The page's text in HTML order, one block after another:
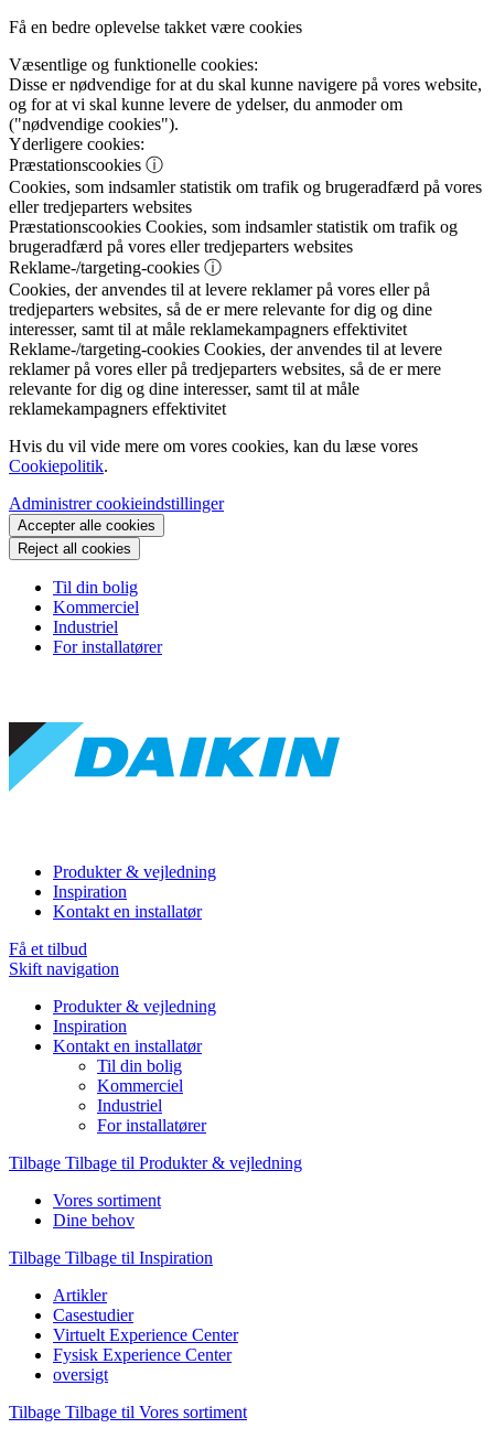
Få en bedre oplevelse takket være cookies
Væsentlige og funktionelle cookies:
Disse er nødvendige for at du skal kunne navigere på vores website,
og for at vi skal kunne levere de ydelser, du anmoder om
("nødvendige cookies").
Yderligere cookies:
Præstationscookies ⓘ
Cookies, som indsamler statistik om trafik og brugeradfærd på vores
eller tredjeparters websites
Præstationscookies Cookies, som indsamler statistik om trafik og
brugeradfærd på vores eller tredjeparters websites
Reklame-/targeting-cookies ⓘ
Cookies, der anvendes til at levere reklamer på vores eller på
tredjeparters websites, så de er mere relevante for dig og dine
interesser, samt til at måle reklamekampagners effektivitet
Reklame-/targeting-cookies Cookies, der anvendes til at levere
reklamer på vores eller på tredjeparters websites, så de er mere
relevante for dig og dine interesser, samt til at måle
reklamekampagners effektivitet
Hvis du vil vide mere om vores cookies, kan du læse vores
Cookiepolitik.
Administrer cookieindstillinger
Accepter alle cookies
Reject all cookies
Til din bolig
Kommerciel
Industriel
For installatører
Produkter & vejledning
Inspiration
Kontakt en installatør
Få et tilbud
Skift navigation
Produkter & vejledning
Inspiration
Kontakt en installatør
Til din bolig
Kommerciel
Industriel
For installatører
Tilbage Tilbage til Produkter & vejledning
Vores sortiment
Dine behov
Tilbage Tilbage til Inspiration
Artikler
Casestudier
Virtuelt Experience Center
Fysisk Experience Center
oversigt
Tilbage Tilbage til Vores sortiment